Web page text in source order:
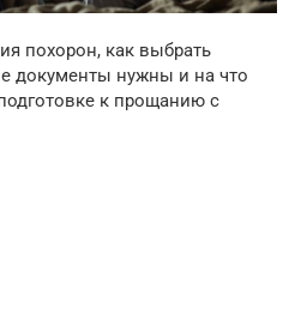
похорон, как выбрать
документы нужны и на что
к прощанию с